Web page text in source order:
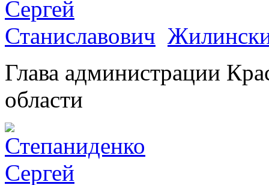
Глава администрации
области